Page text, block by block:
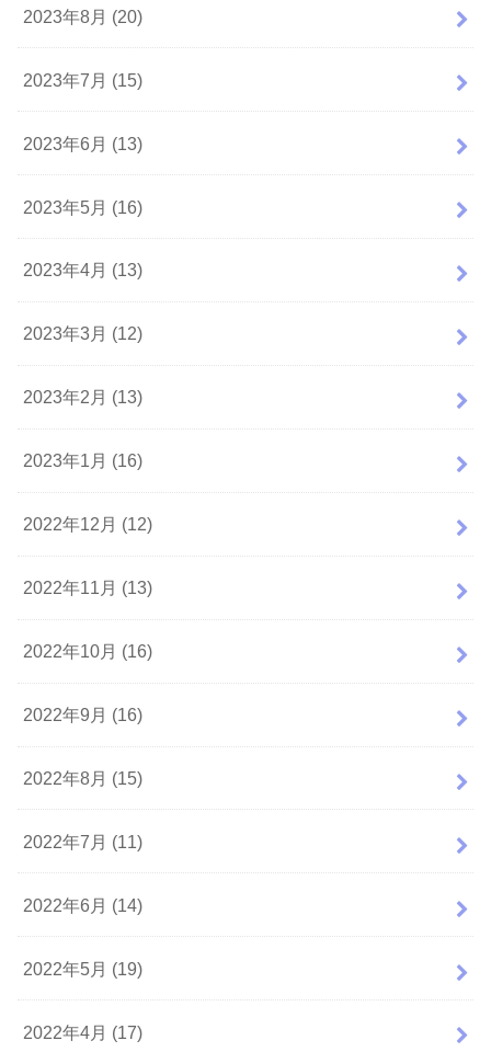
2023年8月 (20)
2023年7月 (15)
2023年6月 (13)
2023年5月 (16)
2023年4月 (13)
2023年3月 (12)
2023年2月 (13)
2023年1月 (16)
2022年12月 (12)
2022年11月 (13)
2022年10月 (16)
2022年9月 (16)
2022年8月 (15)
2022年7月 (11)
2022年6月 (14)
2022年5月 (19)
2022年4月 (17)